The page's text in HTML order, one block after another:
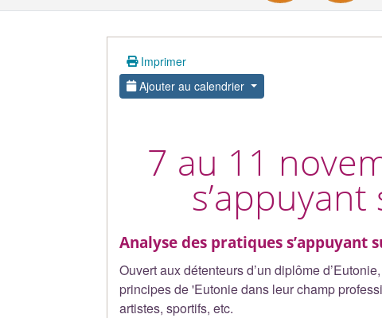
Imprimer
Ajouter au calendrier
7 au 11
Analyse des pratiques s’appuyant
Ouvert aux détenteurs d’un diplôme
principes de 'Eutonie dans leur champ
artistes, sportifs, etc.